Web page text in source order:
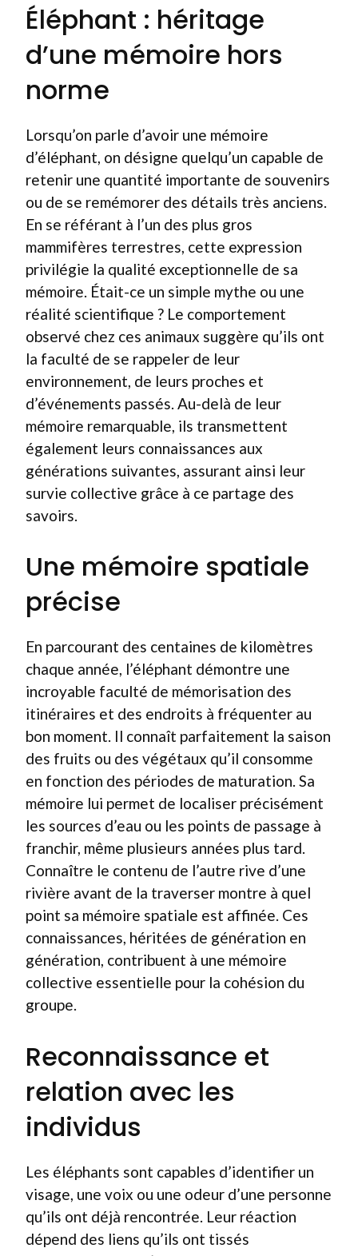
Éléphant : héritage
d’une mémoire hors
norme
Lorsqu’on parle d’avoir une mémoire
d’éléphant, on désigne quelqu’un capable de
retenir une quantité importante de souvenirs
ou de se remémorer des détails très anciens.
En se référant à l’un des plus gros
mammifères terrestres, cette expression
privilégie la qualité exceptionnelle de sa
mémoire. Était-ce un simple mythe ou une
réalité scientifique ? Le comportement
observé chez ces animaux suggère qu’ils ont
la faculté de se rappeler de leur
environnement, de leurs proches et
d’événements passés. Au-delà de leur
mémoire remarquable, ils transmettent
également leurs connaissances aux
générations suivantes, assurant ainsi leur
survie collective grâce à ce partage des
savoirs.
Une mémoire spatiale
précise
En parcourant des centaines de kilomètres
chaque année, l’éléphant démontre une
incroyable faculté de mémorisation des
itinéraires et des endroits à fréquenter au
bon moment. Il connaît parfaitement la saison
des fruits ou des végétaux qu’il consomme
en fonction des périodes de maturation. Sa
mémoire lui permet de localiser précisément
les sources d’eau ou les points de passage à
franchir, même plusieurs années plus tard.
Connaître le contenu de l’autre rive d’une
rivière avant de la traverser montre à quel
point sa mémoire spatiale est affinée. Ces
connaissances, héritées de génération en
génération, contribuent à une mémoire
collective essentielle pour la cohésion du
groupe.
Reconnaissance et
relation avec les
individus
Les éléphants sont capables d’identifier un
visage, une voix ou une odeur d’une personne
qu’ils ont déjà rencontrée. Leur réaction
dépend des liens qu’ils ont tissés